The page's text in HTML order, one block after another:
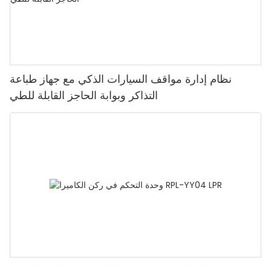
نظام إدارة مواقف السيارات الذكي مع جهاز طباعة
التذاكر وبوابة الحاجز القابلة للطي